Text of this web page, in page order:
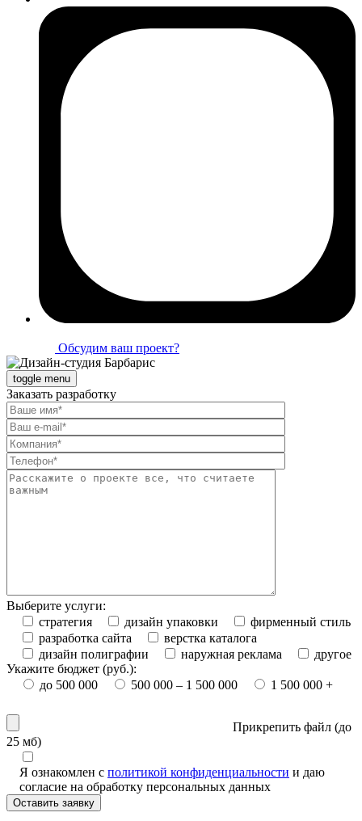
Обсудим ваш проект?
toggle menu
Заказать разработку
Выберите услуги:
стратегия
дизайн упаковки
фирменный стиль
разработка сайта
верстка каталога
дизайн полиграфии
наружная реклама
другое
Укажите бюджет (руб.):
до 500 000
500 000 – 1 500 000 1 500 000 +
Прикрепить файл (до
25 мб)
Я ознакомлен с политикой конфиденциальности и даю
согласие на обработку персональных данных
Оставить заявку